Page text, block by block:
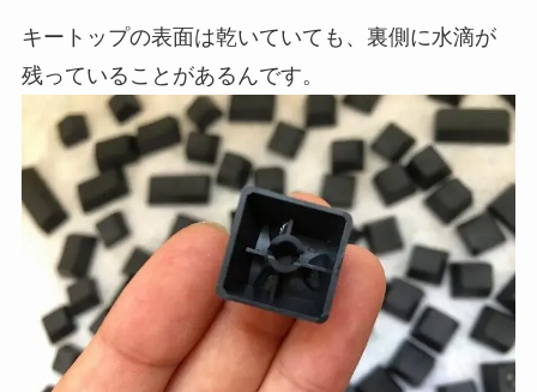
キートップの表面は乾いていても、裏側に水滴が
残っていることがあるんです。